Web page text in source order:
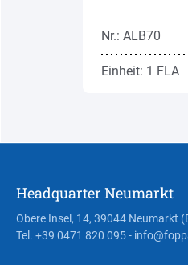
Nr.: ALB70
Einheit: 1 FLA
Headquarter Neumarkt
Obere Insel, 14, 39044 Neumarkt
Tel. +39 0471 820 095-